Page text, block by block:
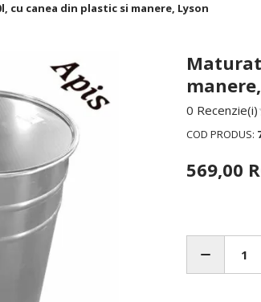
cu canea din plastic si manere, Lyson
0 Recenzie(i)
COD PRODUS:
569,00